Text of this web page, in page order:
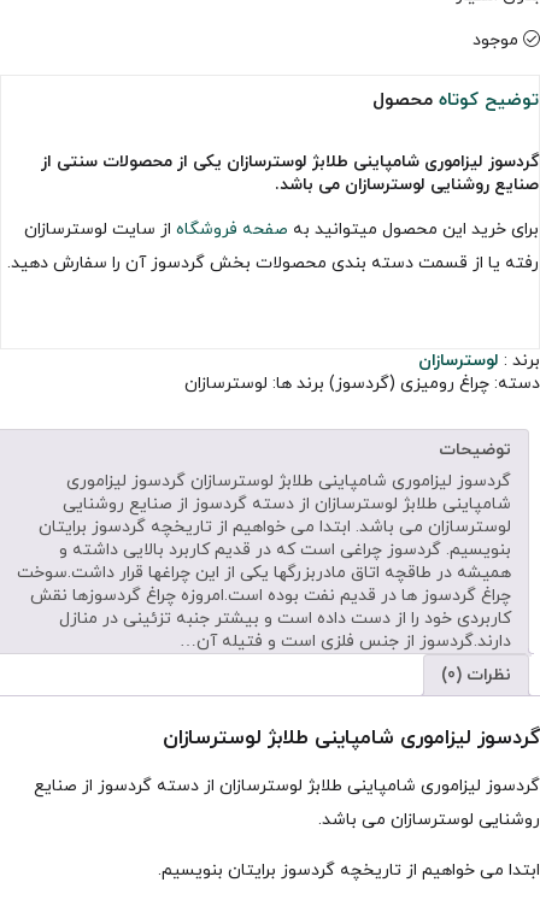
موجود
توضیح کوتاه محصول
گردسوز لیزاموری شامپاینی طلابژ لوسترسازان یکی از محصولات سنتی از
صنایع روشنایی لوسترسازان می باشد.
برای خرید این محصول میتوانید به صفحه فروشگاه از سایت لوسترسازان
رفته یا از قسمت دسته بندی محصولات بخش گردسوز آن را سفارش دهید.
برند : لوسترسازان
دسته: چراغ رومیزی (گردسوز) برند ها: لوسترسازان
توضیحات
گردسوز لیزاموری شامپاینی طلابژ لوسترسازان گردسوز لیزاموری
شامپاینی طلابژ لوسترسازان از دسته گردسوز از صنایع روشنایی
لوسترسازان می باشد. ابتدا می خواهیم از تاریخچه گردسوز برایتان
بنویسیم. گردسوز چراغی است که در قدیم کاربرد بالایی داشته و
همیشه در طاقچه اتاق مادربزرگها یکی از این چراغها قرار داشت.سوخت
چراغ گردسوز ها در قدیم نفت بوده است.امروزه چراغ گردسوزها نقش
کاربردی خود را از دست داده است و بیشتر جنبه تزئینی در منازل
دارند.گردسوز از جنس فلزی است و فتیله آن…
نظرات (0)
گردسوز لیزاموری شامپاینی طلابژ لوسترسازان
گردسوز لیزاموری شامپاینی طلابژ لوسترسازان از دسته گردسوز از صنایع
روشنایی لوسترسازان می باشد.
ابتدا می خواهیم از تاریخچه گردسوز برایتان بنویسیم.